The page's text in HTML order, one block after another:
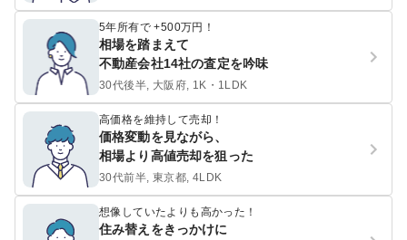
5年所有で +500万円！
相場を踏まえて
不動産会社14社の査定を吟味
30代後半, 大阪府, 1K・1LDK
高価格を維持して売却！
価格変動を見ながら、
相場より高値売却を狙った
30代前半, 東京都, 4LDK
想像していたよりも高かった！
住み替えをきっかけに